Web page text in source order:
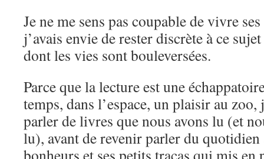
Je ne me sens pas coupable de vivre
j’avais envie de rester discrète à ce
dont les vies sont bouleversées.
Parce que la lecture est une
temps, dans l’espace, un plaisir au
parler de livres que nous avons lu (et
lu), avant de revenir parler du quotidien
bonheurs et ses petits tracas qui mis en